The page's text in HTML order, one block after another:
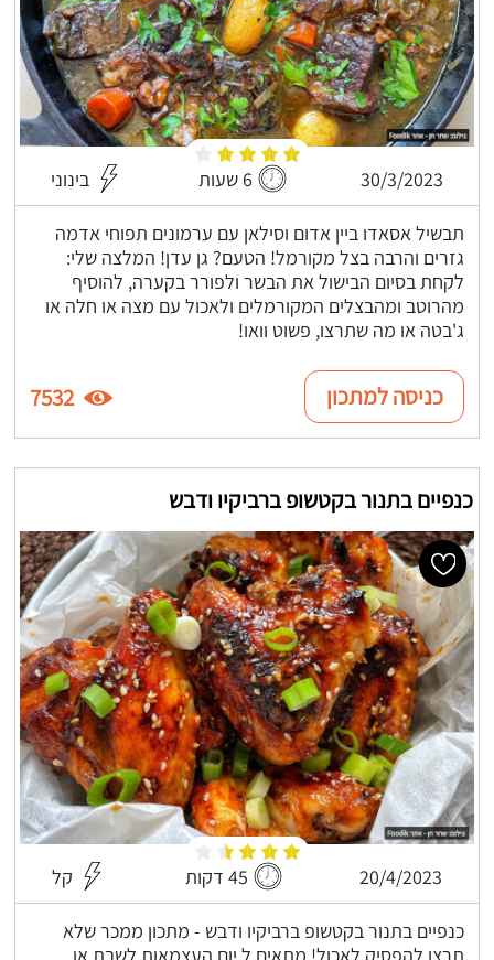
30/3/2023 6 שעות בינוני
תבשיל אסאדו ביין אדום וסילאן עם ערמונים תפוחי אדמה
גזרים והרבה בצל מקורמל! הטעם? גן עדן! המלצה שלי:
לקחת בסיום הבישול את הבשר ולפורר בקערה, להוסיף
מהרוטב ומהבצלים המקורמלים ולאכול עם מצה או חלה או
ג'בטה או מה שתרצו, פשוט וואו!
כניסה למתכון 7532
כנפיים בתנור בקטשופ ברביקיו ודבש
20/4/2023 45 דקות קל
כנפיים בתנור בקטשופ ברביקיו ודבש - מתכון ממכר שלא
תרצו להפסיק לאכול! מתאים ל יום העצמאות לשבת או